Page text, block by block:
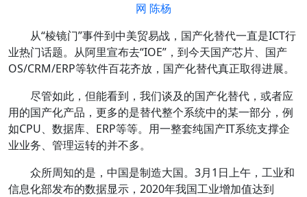
网 陈杨
从“棱镜门”事件到中美贸易战，国产化替代一直是ICT行
业热门话题。从阿里宣布去“IOE”，到今天国产芯片、国产
OS/CRM/ERP等软件百花齐放，国产化替代真正取得进展。
尽管如此，但能看到，我们谈及的国产化替代，或者应
用的国产化产品，更多的是替代整个系统中的某一部分，例
如CPU、数据库、ERP等等。用一整套纯国产IT系统支撑企
业业务、管理运转的并不多。
众所周知的是，中国是制造大国。3月1日上午，工业和
信息化部发布的数据显示，2020年我国工业增加值达到